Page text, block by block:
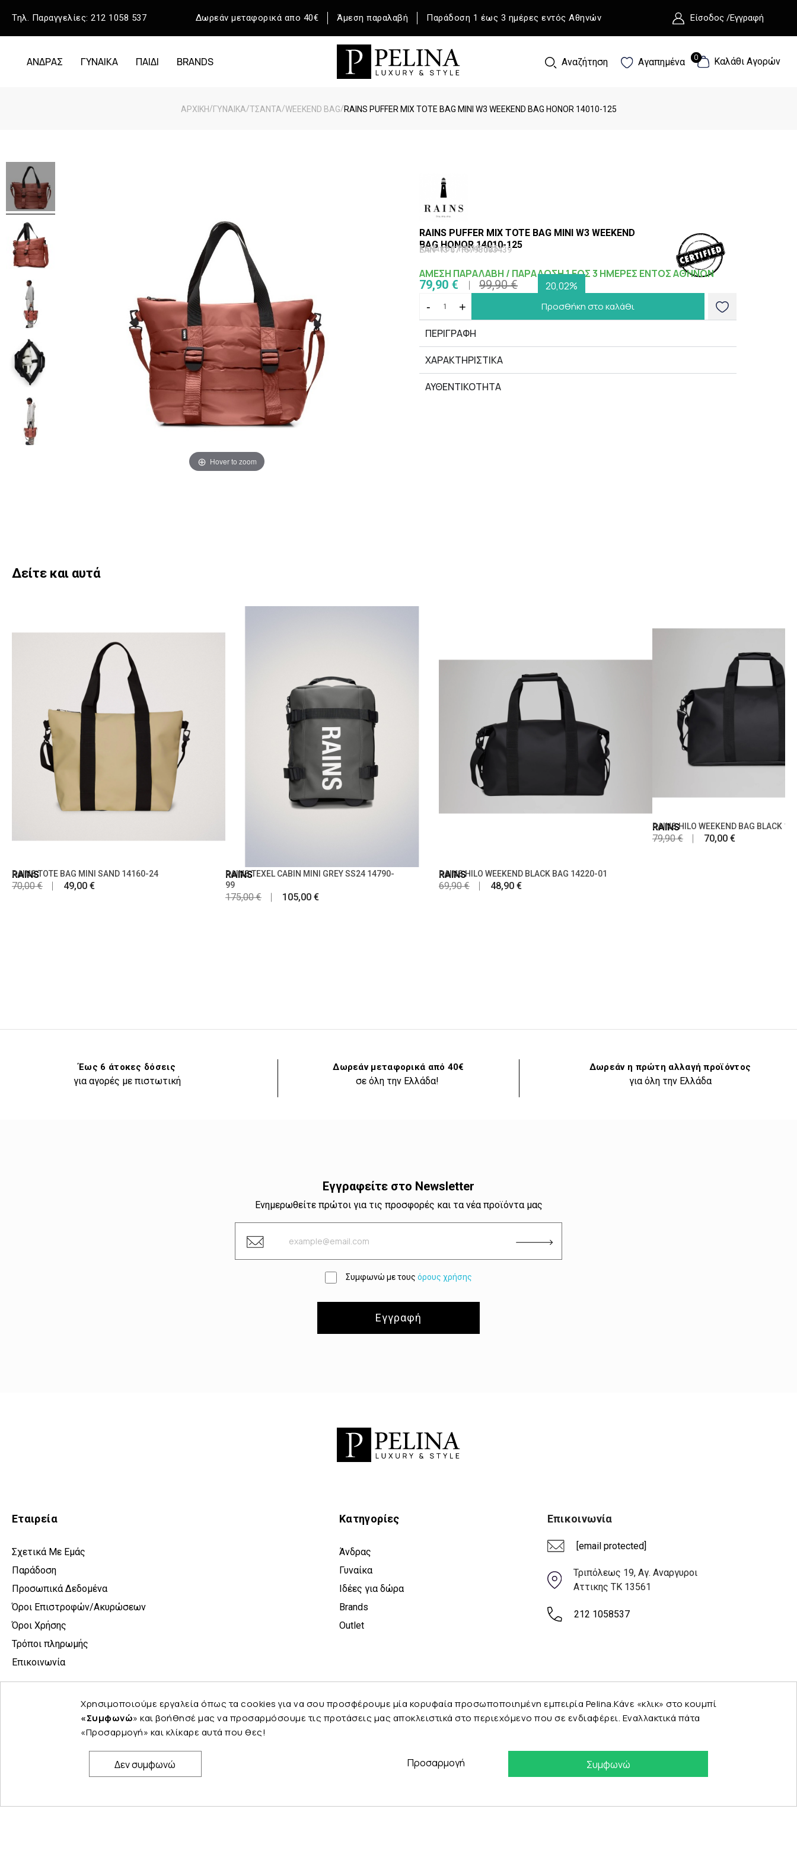
Τηλ. Παραγγελίες: 212 1058 537 Δωρεάν μεταφορικά απο 40€ Άμεση παραλαβή Παράδοση 1 έως 3 ημέρες εντός Αθηνών Είσοδος /Εγγραφή
ΑΝΔΡΑΣ ΓΥΝΑΙΚΑ ΠΑΙΔΙ BRANDS Αναζήτηση Αγαπημένα 0 Καλάθι Αγορών
0
ΑΡΧΙΚΉ/ΓΥΝΑΙΚΑ/ΤΣΑΝΤΑ/WEEKEND BAG/RAINS PUFFER MIX TOTE BAG MINI W3 WEEKEND BAG HONOR 14010-125
Hover to zoom
RAINS PUFFER MIX TOTE BAG MINI W3 WEEKEND
BAG HONOR 14010-125
Κωδικός 14010-125
EAN-13 5715793003439
ΑΜΕΣΗ ΠΑΡΑΛΑΒΗ / ΠΑΡΑΔΟΣΗ 1 ΕΩΣ 3 ΗΜΕΡΕΣ ΕΝΤΟΣ ΑΘΗΝΩΝ
79,90 € 99,90 €
20,02%
-
+ Προσθήκη στο καλάθι
ΠΕΡΙΓΡΑΦΗ
ΧΑΡΑΚΤΗΡΙΣΤΙΚΆ
ΑΥΘΕΝΤΙΚΟΤΗΤΑ
Δείτε και αυτά
RAINS
RAINS TOTE BAG MINI SAND 14160-24
70,00 € 49,00 €
RAINS
RAINS TEXEL CABIN MINI GREY SS24 14790-
99
175,00 € 105,00 €
RAINS
RAINS HILO WEEKEND BLACK BAG 14220-01
69,90 € 48,90 €
RAINS
RAINS HILO WEEKEND BAG BLACK
79,90 € 70,00 €
Έως 6 άτοκες δόσεις
για αγορές με πιστωτική
Δωρεάν μεταφορικά από 40€
σε όλη την Ελλάδα!
Δωρεάν η πρώτη αλλαγή προϊόντος
για όλη την Ελλάδα
Εγγραφείτε στο Newsletter
Ενημερωθείτε πρώτοι για τις προσφορές και τα νέα προϊόντα μας
Συμφωνώ με τους όρους χρήσης
Εγγραφή
Εταιρεία
Σχετικά Με Εμάς
Παράδοση
Προσωπικά Δεδομένα
Όροι Επιστροφών/Ακυρώσεων
Όροι Χρήσης
Τρόποι πληρωμής
Επικοινωνία
Κατηγορίες
Άνδρας
Γυναίκα
Ιδέες για δώρα
Brands
Outlet
Επικοινωνία
[email protected]
Τριπόλεως 19, Αγ. Αναργυροι
Αττικης ΤΚ 13561
212 1058537
Χρησιμοποιούμε εργαλεία όπως τα cookies για να σου προσφέρουμε μία κορυφαία προσωποποιημένη εμπειρία Pelina.Κάνε «κλικ» στο κουμπί
«Συμφωνώ» και βοήθησέ μας να προσαρμόσουμε τις προτάσεις μας αποκλειστικά στο περιεχόμενο που σε ενδιαφέρει. Εναλλακτικά πάτα
«Προσαρμογή» και κλίκαρε αυτά που θες!
Συμφωνώ
Δεν συμφωνώ Προσαρμογή